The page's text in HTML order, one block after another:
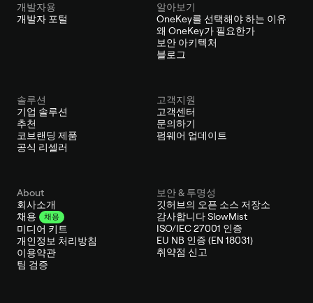
개발자용
개발자 포털
알아보기
OneKey를 선택해야 하는 이유
왜 OneKey가 필요한가
보안 아키텍처
블로그
솔루션
기업 솔루션
추천
코브랜딩 제품
공식 리셀러
고객지원
고객센터
문의하기
펌웨어 업데이트
About
회사소개
채용
채용
미디어 키트
개인정보 처리방침
이용약관
팀 검증
보안 & 투명성
깃허브의 오픈 소스 저장소
감사합니다 SlowMist
ISO/IEC 27001 인증
EU NB 인증 (EN 18031)
취약점 신고